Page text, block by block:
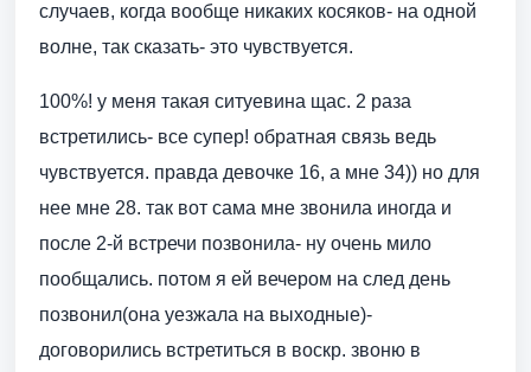
случаев, когда вообще никаких косяков- на одной
волне, так сказать- это чувствуется.
100%! у меня такая ситуевина щас. 2 раза
встретились- все супер! обратная связь ведь
чувствуется. правда девочке 16, а мне 34)) но для
нее мне 28. так вот сама мне звонила иногда и
после 2-й встречи позвонила- ну очень мило
пообщались. потом я ей вечером на след день
позвонил(она уезжала на выходные)-
договорились встретиться в воскр. звоню в